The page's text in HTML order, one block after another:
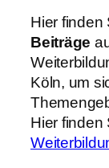
Hier
Beiträge
Köln, um
Hier finden